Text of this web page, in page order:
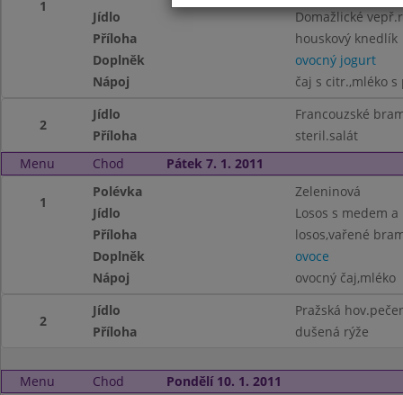
1
Jídlo
Domažlické
Příloha
houskový knedlík
Doplněk
ovocný jogurt
Nápoj
čaj s citr.,mléko s
2
Jídlo
Francouzské
Příloha
steril.salát
Menu
Chod Pátek 7. 1. 2011
1
Polévka
Zeleninová
Jídlo
Losos s medem
Příloha
losos,vařené
Doplněk
ovoce
Nápoj
ovocný čaj,mléko
2
Jídlo
Pražská
Příloha
dušená rýže
Menu Chod Pondělí 10. 1. 2011